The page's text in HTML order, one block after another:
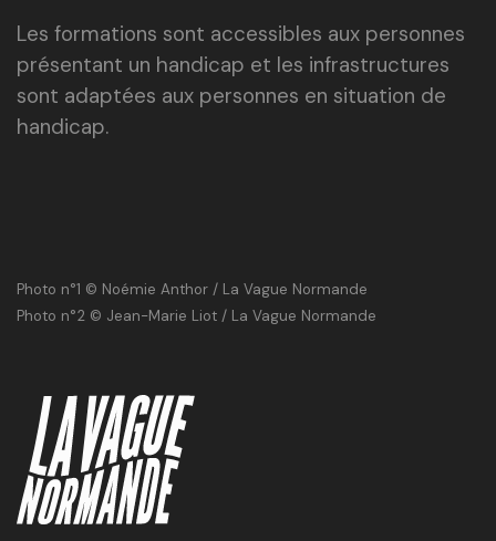
Les formations sont accessibles aux personnes
présentant un handicap et les infrastructures
sont adaptées aux personnes en situation de
handicap.
Photo n°1 © Noémie Anthor / La Vague Normande
Photo n°2 © Jean-Marie Liot / La Vague Normande